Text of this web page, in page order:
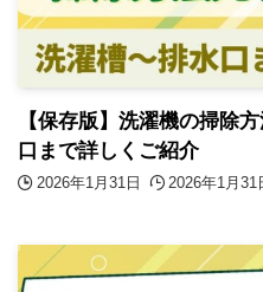
【保存版】洗濯機の掃除
口まで詳しくご紹介
2026年1月31日 2026年1月31